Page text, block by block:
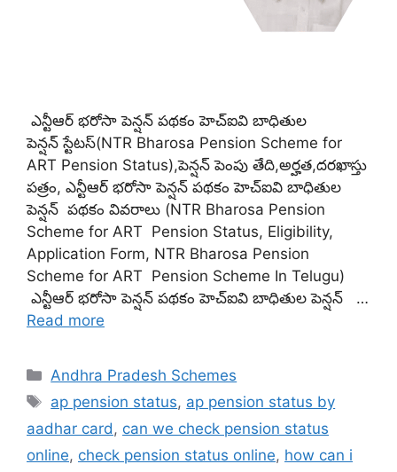
ఎన్టీఆర్ భరోసా పెన్షన్ పథకం హెచ్ఐవి బాధితుల
పెన్షన్ స్టేటస్(NTR Bharosa Pension Scheme for
ART Pension Status),పెన్షన్ పెంపు తేది,అర్హత,దరఖాస్తు
పత్రం, ఎన్టీఆర్ భరోసా పెన్షన్ పథకం హెచ్ఐవి బాధితుల
పెన్షన్ పథకం వివరాలు (NTR Bharosa Pension
Scheme for ART Pension Status, Eligibility,
Application Form, NTR Bharosa Pension
Scheme for ART Pension Scheme In Telugu)
ఎన్టీఆర్ భరోసా పెన్షన్ పథకం హెచ్ఐవి బాధితుల పెన్షన్ …
Read more
Categories
Andhra Pradesh Schemes
Tags
ap pension status, ap pension status by
aadhar card, can we check pension status
online, check pension status online, how can i